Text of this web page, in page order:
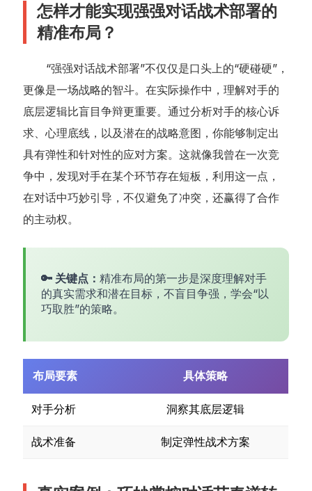
怎样才能实现强强对话战术部署的
精准布局？
“强强对话战术部署”不仅仅是口头上的“硬碰硬”，
更像是一场战略的智斗。在实际操作中，理解对手的
底层逻辑比盲目争辩更重要。通过分析对手的核心诉
求、心理底线，以及潜在的战略意图，你能够制定出
具有弹性和针对性的应对方案。这就像我曾在一次竞
争中，发现对手在某个环节存在短板，利用这一点，
在对话中巧妙引导，不仅避免了冲突，还赢得了合作
的主动权。
🔑 关键点：精准布局的第一步是深度理解对手
的真实需求和潜在目标，不盲目争强，学会“以
巧取胜”的策略。
布局要素 具体策略
对手分析 洞察其底层逻辑
战术准备 制定弹性战术方案